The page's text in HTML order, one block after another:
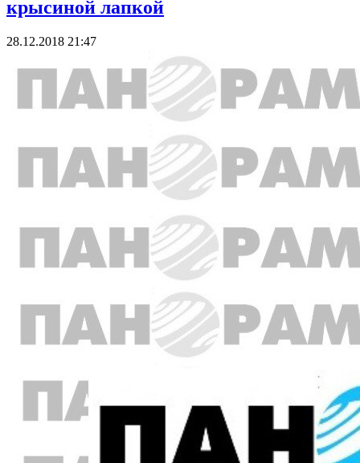
крысиной лапкой
28.12.2018 21:47